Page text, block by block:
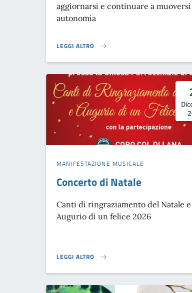
aggiornarsi e continuare a
autonomia
LEGGI ALTRO
CIRCOLANDO FUORI CASA - LA BUONA
MANIFESTAZIONE MUSICALE
Concerto di Natale
Canti di ringraziamento del Natale e
Augurio di un felice 2026
LEGGI ALTRO
CONCERTO DI NATALE}